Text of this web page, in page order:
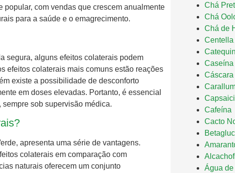
com vendas que crescem anualmente
para a saúde e o emagrecimento.
segura, alguns efeitos colaterais podem
efeitos colaterais mais comuns estão reações
existe a possibilidade de desconforto
em doses elevadas. Portanto, é essencial
sob supervisão médica.
apresenta uma série de vantagens.
colaterais em comparação com
naturais oferecem um conjunto
Chá
Chá
Chá de
Centella
Caseína
Cafeína
Cacto
Água